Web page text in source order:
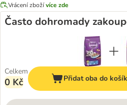
Vrácení zbožívíce zde
Často dohromady
Celkem
0 Kč Přidat oba do